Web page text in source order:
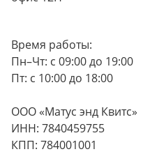
Время работы:
Пн–Чт: с 09:00 до 19:00
Пт: с 10:00 до 18:00
ООО «Матус энд Квитс»
ИНН: 7840459755
КПП: 784001001